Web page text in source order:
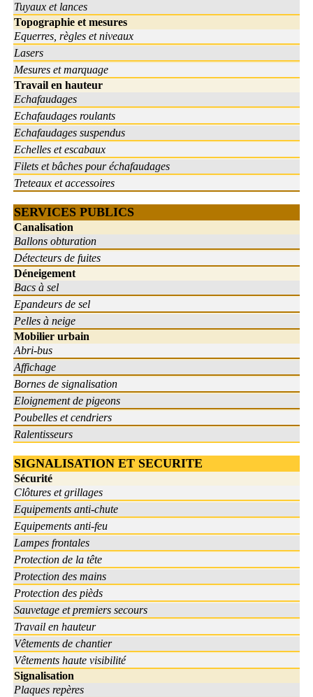
Tuyaux et lances
Topographie et mesures
Equerres, règles et niveaux
Lasers
Mesures et marquage
Travail en hauteur
Echafaudages
Echafaudages roulants
Echafaudages suspendus
Echelles et escabaux
Filets et bâches pour échafaudages
Treteaux et accessoires
SERVICES PUBLICS
Canalisation
Ballons obturation
Détecteurs de fuites
Déneigement
Bacs à sel
Epandeurs de sel
Pelles à neige
Mobilier urbain
Abri-bus
Affichage
Bornes de signalisation
Eloignement de pigeons
Poubelles et cendriers
Ralentisseurs
SIGNALISATION ET SECURITE
Sécurité
Clôtures et grillages
Equipements anti-chute
Equipements anti-feu
Lampes frontales
Protection de la tête
Protection des mains
Protection des pièds
Sauvetage et premiers secours
Travail en hauteur
Vêtements de chantier
Vêtements haute visibilité
Signalisation
Plaques repères